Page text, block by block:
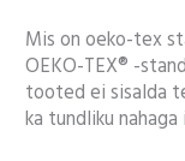
Mis on oeko-tex
OEKO-TEX® -
tooted ei sisalda
ka tundliku